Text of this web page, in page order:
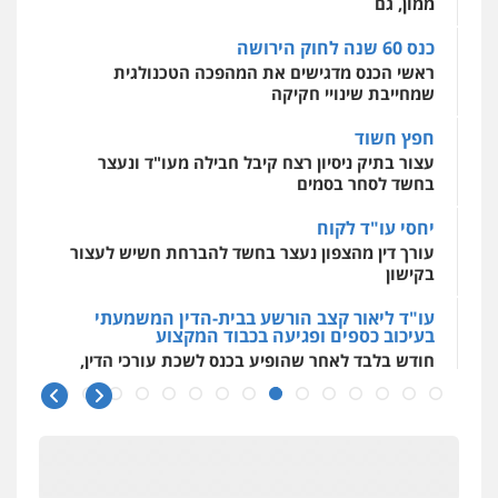
עו"ד ד"ר אבי שקד
עבירות כלכליות
0544385337
איתי חקירות – שירותים לעורכי דין
חקירות פרטיות
אישות
איתורים
ניר קידר – צלם
צילום עורכי דין שירותים מקצועיים לעורכי
עצור בתיק ניסיון רצח קיבל חבילה מעו"ד ונעצר
בחשד לסחר בסמים
עורך דין מהצפון נעצר בחשד להברחת חשיש לעצור
בקישון
בעיכוב כספים ופגיעה בכבוד המקצוע
חודש בלבד לאחר שהופיע בכנס לשכת עורכי הדין,
קצב הורשע
10 מיליון
עורך-דין חשוד בהעלמת הכנסות והתחמקות ממס
רכישה